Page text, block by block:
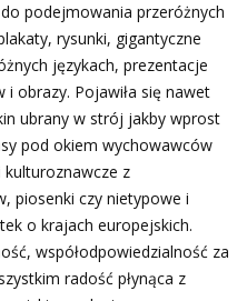
podejmowania przeróżnych
rysunki, gigantyczne
językach, prezentacje
obrazy. Pojawiła się nawet
ubrany w strój jakby wprost
pod okiem wychowawców
kulturoznawcze z
piosenki czy nietypowe i
o krajach europejskich.
współodpowiedzialność za
radość płynąca z